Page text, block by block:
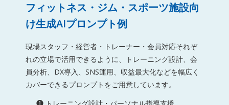
フィットネス・ジム・スポーツ施設向
け生成AIプロンプト例
現場スタッフ・経営者・トレーナー・会員対応それぞ
れの立場で活用できるように、トレーニング設計、会
員分析、DX導入、SNS運用、収益最大化などを幅広く
カバーできるプロンプトをご用意しています。
❶ トレーニング設計・パーソナル指導支援